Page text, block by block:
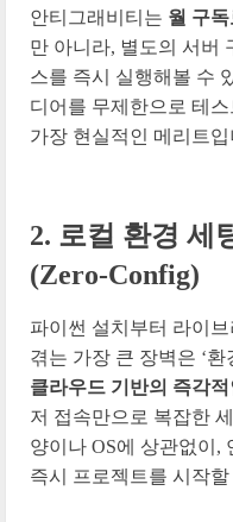
안티그래비티는 월 구
만 아니라, 별도의 서버
스를 즉시 실행해볼 수
디어를 무제한으로 테
가장 현실적인 메리트입
2. 로컬 환경 세
(Zero-Config)
파이썬 설치부터 라이
겪는 가장 큰 장벽은 ‘
클라우드 기반의 즉각
저 접속만으로 복잡한
양이나 OS에 상관없이,
즉시 프로젝트를 시작